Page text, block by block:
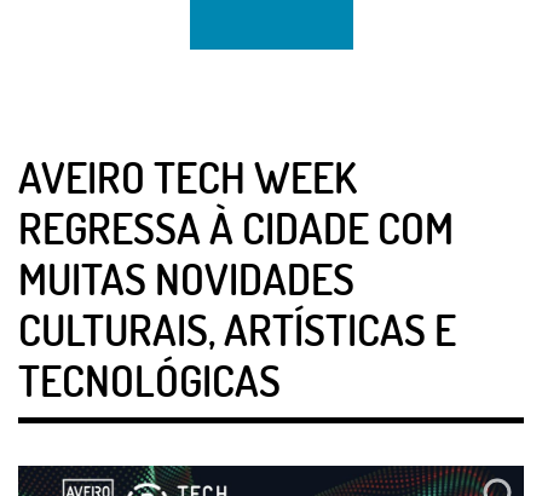
AVEIRO TECH WEEK
REGRESSA À CIDADE COM
MUITAS NOVIDADES
CULTURAIS, ARTÍSTICAS E
TECNOLÓGICAS